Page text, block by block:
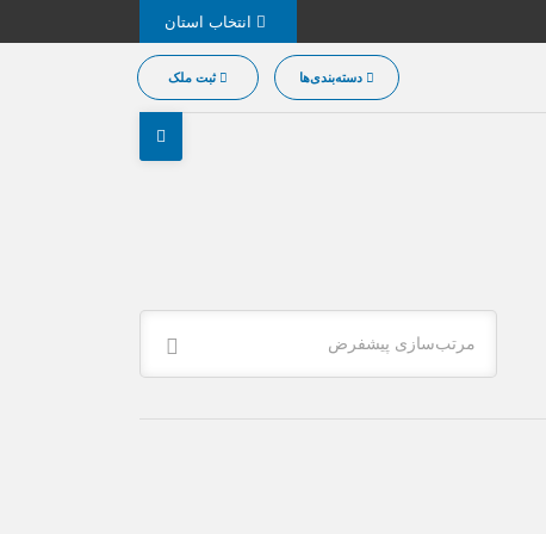
دسته‌بندی‌ها ثبت ملک
مرتب‌سازی پیشفرض